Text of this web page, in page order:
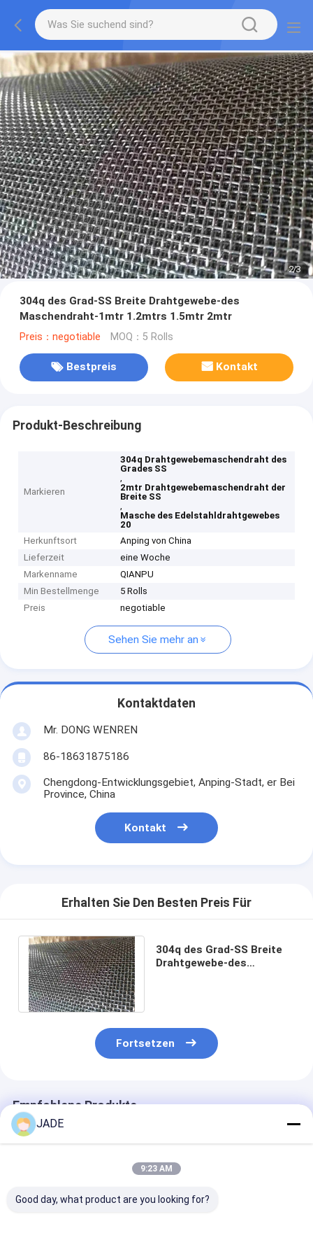
2/3
304q des Grad-SS Breite Drahtgewebe-des
Maschendraht-1mtr 1.2mtrs 1.5mtr 2mtr
Preis：negotiable MOQ：5 Rolls
Bestpreis Kontakt
Produkt-Beschreibung
Markieren
304q Drahtgewebemaschendraht des
Grades SS
,
2mtr Drahtgewebemaschendraht der
Breite SS
,
Masche des Edelstahldrahtgewebes
20
Herkunftsort
Anping von China
Lieferzeit
eine Woche
Markenname
QIANPU
Min Bestellmenge
5 Rolls
Preis
negotiable
Sehen Sie mehr an
Kontaktdaten
Mr. DONG WENREN
86-18631875186
Chengdong-Entwicklungsgebiet, Anping-Stadt, er Bei
Province, China
Kontakt
Erhalten Sie Den Besten Preis Für
304q des Grad-SS Breite
Drahtgewebe-des
Fortsetzen
Empfohlene Produkte
JADE
9:23 AM
Good day, what product are you looking for?